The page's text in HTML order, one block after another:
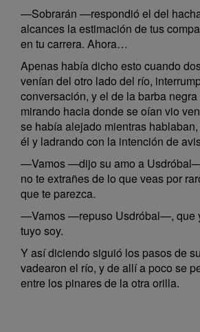
—Sobrarán —respondió el del
alcances la estimación de tus
en tu carrera. Ahora…
Apenas había dicho esto cuando
venían del otro lado del río,
conversación, y el de la barba
mirando hacia donde se oían vio
se había alejado mientras
él y ladrando con la intención de
—Vamos —dijo su amo a
no te extrañes de lo que veas por
que te parezca.
—Vamos —repuso Usdróbal—, que
tuyo soy.
Y así diciendo siguió los pasos de
vadearon el río, y de allí a poco se
entre los pinares de la otra orilla.